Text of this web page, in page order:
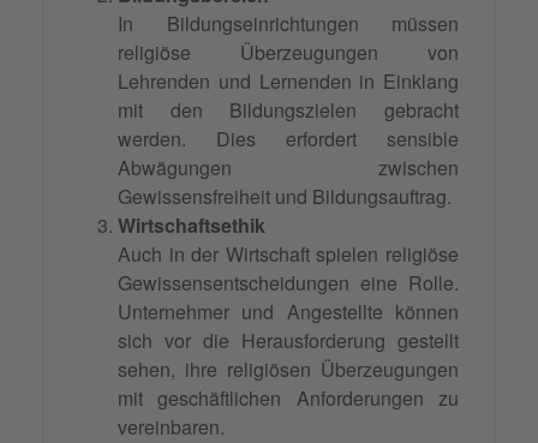
In Bildungseinrichtungen müssen
religiöse Überzeugungen von
Lehrenden und Lernenden in Einklang
mit den Bildungszielen gebracht
werden. Dies erfordert sensible
Abwägungen zwischen
Gewissensfreiheit und Bildungsauftrag.
Wirtschaftsethik
Auch in der Wirtschaft spielen religiöse
Gewissensentscheidungen eine Rolle.
Unternehmer und Angestellte können
sich vor die Herausforderung gestellt
sehen, ihre religiösen Überzeugungen
mit geschäftlichen Anforderungen zu
vereinbaren.